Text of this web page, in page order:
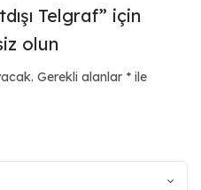
Telgraf” için
olun
Gerekli alanlar * ile